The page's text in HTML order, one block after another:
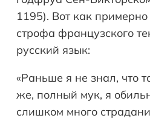
1195). Вот как
строфа французского
русский язык:
«Раньше я не знал, что
же, полный мук, я
слишком много